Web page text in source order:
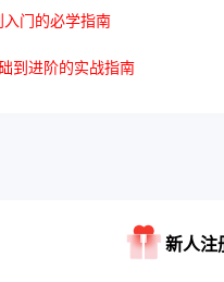
门的必学指南
到进阶的实战指南
新人注